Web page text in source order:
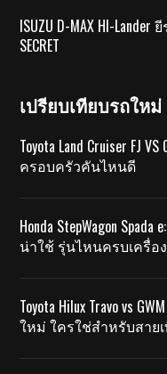
ISUZU D-MAX HI-
SECRET
เปรียบเทียบรถใหม่
Toyota Land Cruiser FJ
ครอบครัวคันไหนดี
Honda StepWagon
น่าใช้ รุ่นไหนครบเครื่อ
Toyota Hilux Travo vs
ใหม่ ใครใช่สำหรับสาย